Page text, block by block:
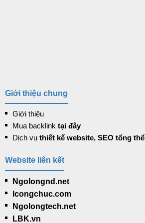
Giới thiệu chung
Giới thiệu
Mua backlink tại đây
Dịch vụthiết kế website, SEO tổng thể
Website liên kết
Ngolongnd.net
Icongchuc.com
Ngolongtech.net
LBK.vn